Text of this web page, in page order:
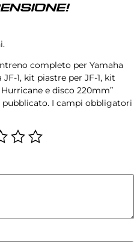
completo per Yamaha
1, kit piastre per JF-1, kit
e disco 220mm”
pubblicato. I campi obbligatori